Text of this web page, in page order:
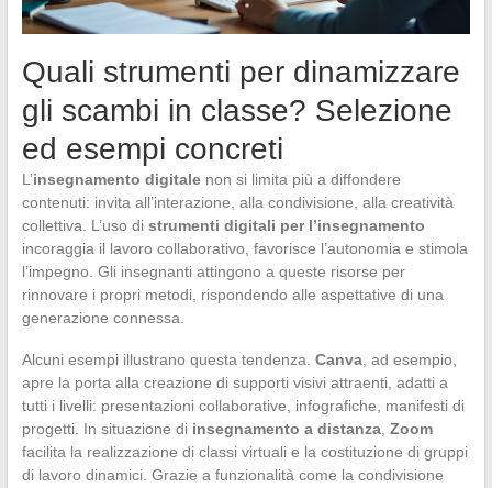
Quali strumenti per dinamizzare
gli scambi in classe? Selezione
ed esempi concreti
L’insegnamento digitalenon si limita più a diffondere
contenuti: invita all’interazione, alla condivisione, alla creatività
collettiva. L’uso di strumenti digitali per l’insegnamento
incoraggia il lavoro collaborativo, favorisce l’autonomia e stimola
l’impegno. Gli insegnanti attingono a queste risorse per
rinnovare i propri metodi, rispondendo alle aspettative di una
generazione connessa.
Alcuni esempi illustrano questa tendenza. Canva, ad esempio,
apre la porta alla creazione di supporti visivi attraenti, adatti a
tutti i livelli: presentazioni collaborative, infografiche, manifesti di
progetti. In situazione di insegnamento a distanza, Zoom
facilita la realizzazione di classi virtuali e la costituzione di gruppi
di lavoro dinamici. Grazie a funzionalità come la condivisione